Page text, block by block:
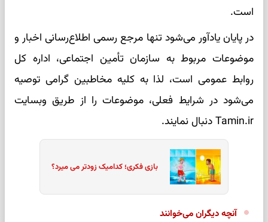
است.
در پایان یادآور می‌شود تنها مرجع رسمی اطلاع‌رسانی اخبار و
موضوعات مربوط به سازمان تأمین اجتماعی، اداره کل
روابط عمومی است، لذا به کلیه مخاطبین گرامی توصیه
می‌شود در شرایط فعلی، موضوعات را از طریق وبسایت
Tamin.ir دنبال نمایند.
بازی فکری؛ کدامیک زودتر می میرد؟
آنچه دیگران می‌خوانند